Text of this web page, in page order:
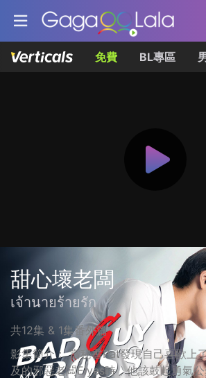
免費 BL專區
甜心壞老闆
เจ้านายร้ายรัก
共12集 & 1集番外篇
影集簡介： 當秘書Pat發現自己喜歡上
及的邪惡老闆Elyes時，他該鼓起勇氣